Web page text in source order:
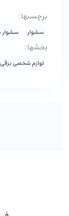
برچسبها :
سشوار سشوار
بخشها :
لوازم شخصی برقی